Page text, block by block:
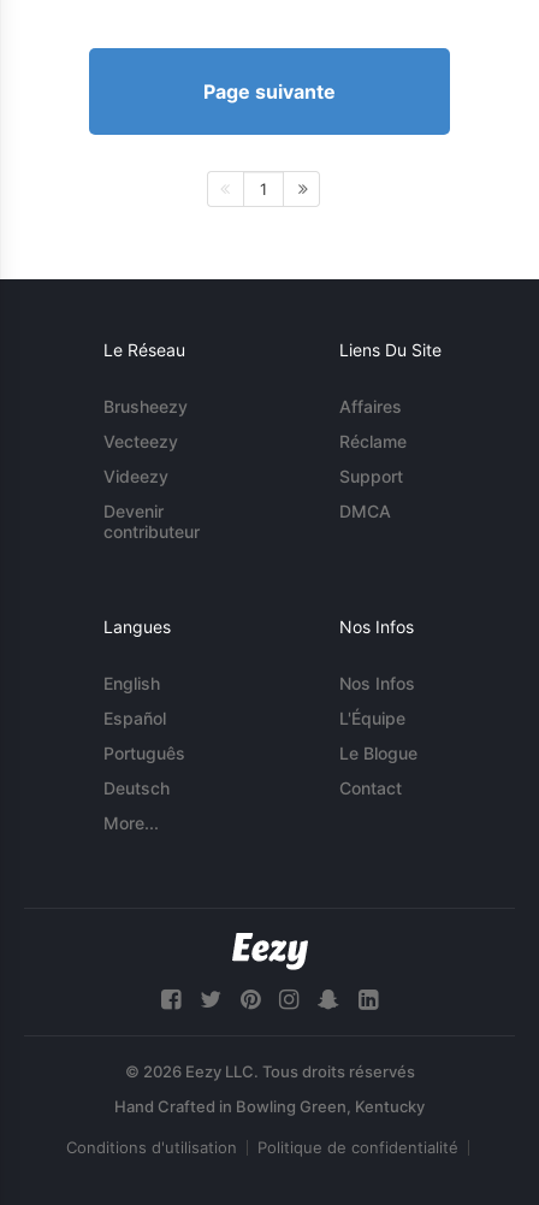
Page suivante
1
Le Réseau
Brusheezy
Vecteezy
Videezy
Devenir
contributeur
Liens Du Site
Affaires
Réclame
Support
DMCA
Langues
English
Español
Português
Deutsch
More...
Nos Infos
Nos Infos
L'Équipe
Le Blogue
Contact
© 2026 Eezy LLC. Tous droits réservés
Conditions d'utilisation Politique de confidentialité